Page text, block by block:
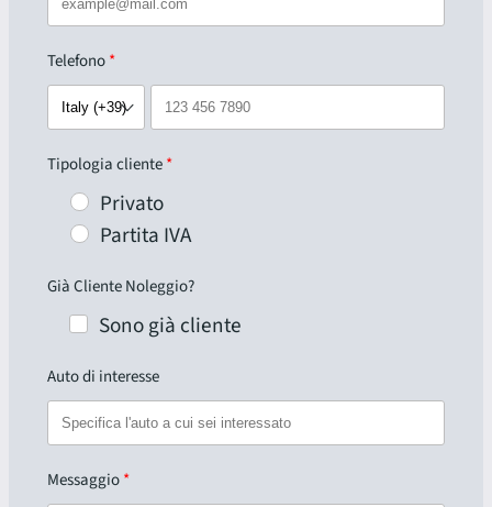
Telefono
Tipologia cliente
Privato
Partita IVA
Già Cliente Noleggio?
Sono già cliente
Auto di interesse
Messaggio